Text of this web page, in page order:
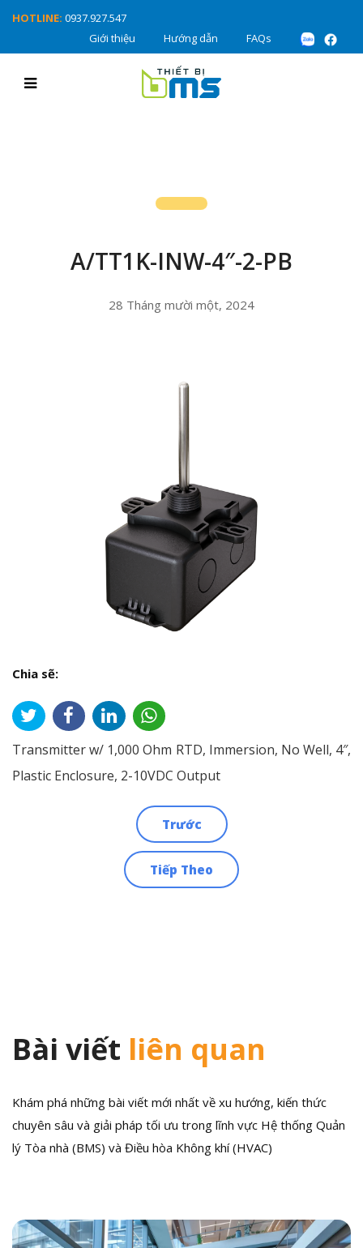
HOTLINE: 0937.927.547
Giới thiệu
Hướng dẫn FAQs
A/TT1K-INW-4″-2-PB
28 Tháng mười một, 2024
Chia sẽ:
Transmitter w/ 1,000 Ohm RTD, Immersion, No Well, 4″,
Plastic Enclosure, 2-10VDC Output
Trước
Tiếp Theo
Bài viết liên quan
Khám phá những bài viết mới nhất về xu hướng, kiến thức
chuyên sâu và giải pháp tối ưu trong lĩnh vực Hệ thống Quản
lý Tòa nhà (BMS) và Điều hòa Không khí (HVAC)